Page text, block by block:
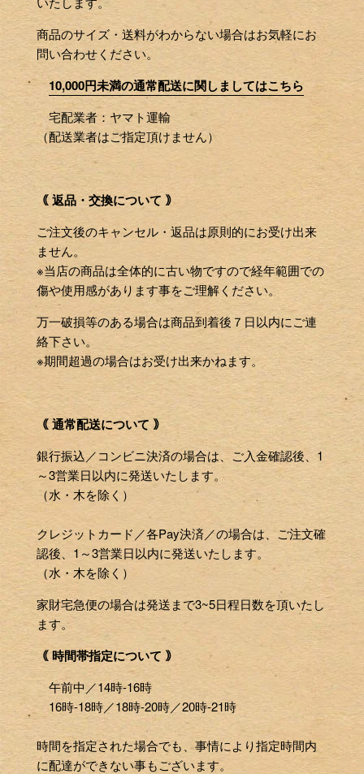
商品のサイズ・送料がわからない場合はお気軽にお
問い合わせください。
10,000円未満の通常配送に関しましてはこちら
宅配業者：ヤマト運輸
（配送業者はご指定頂けません）
｟ 返品・交換について ｠
ご注文後のキャンセル・返品は原則的にお受け出来
ません。
※当店の商品は全体的に古い物ですので経年範囲での
傷や使用感があります事をご理解ください。
万一破損等のある場合は商品到着後７日以内にご連
絡下さい。
※期間超過の場合はお受け出来かねます。
｟ 通常配送について ｠
銀行振込／コンビニ決済の場合は、ご入金確認後、1
～3営業日以内に発送いたします。
（水・木を除く）
クレジットカード／各Pay決済／の場合は、ご注文確
認後、1～3営業日以内に発送いたします。
（水・木を除く）
家財宅急便の場合は発送まで3~5日程日数を頂いたし
ます。
｟ 時間帯指定について ｠
午前中／14時-16時
16時-18時／18時-20時／20時-21時
時間を指定された場合でも、事情により指定時間内
に配達ができない事もございます。